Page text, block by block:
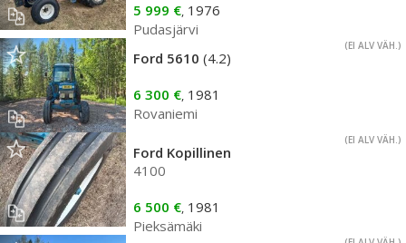
5 999 €, 1976
Pudasjärvi
(EI ALV VÄH.)
Ford 5610 (4.2)
6 300 €, 1981
Rovaniemi
(EI ALV VÄH.)
Ford Kopillinen
4100
6 500 €, 1981
Pieksämäki